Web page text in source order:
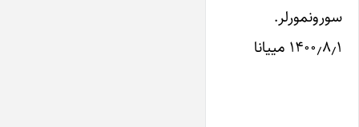
سورونمورلر.
۱۴۰۰٫۸٫۱ مییانا